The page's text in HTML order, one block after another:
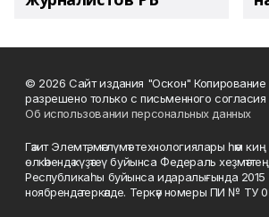
© 2026 Сайт издания "Оскон"
разрешено только с письменного
Об использовании персональных данных
Гәзит Элемтә, мәғлүмәт технологиялары һәм
өлкәһендә күҙәтеү буйынса Федераль
Республикаһы буйынса идаралығында
ноябрендә теркәлде. Теркәү номеры ПИ № ТУ